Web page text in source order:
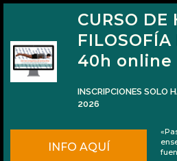
63º aniversario del
Premananda
CURSO DE
FILOSOFÍA
40h online
INSCRIPCIONES SOLO
2026
INFO AQUÍ